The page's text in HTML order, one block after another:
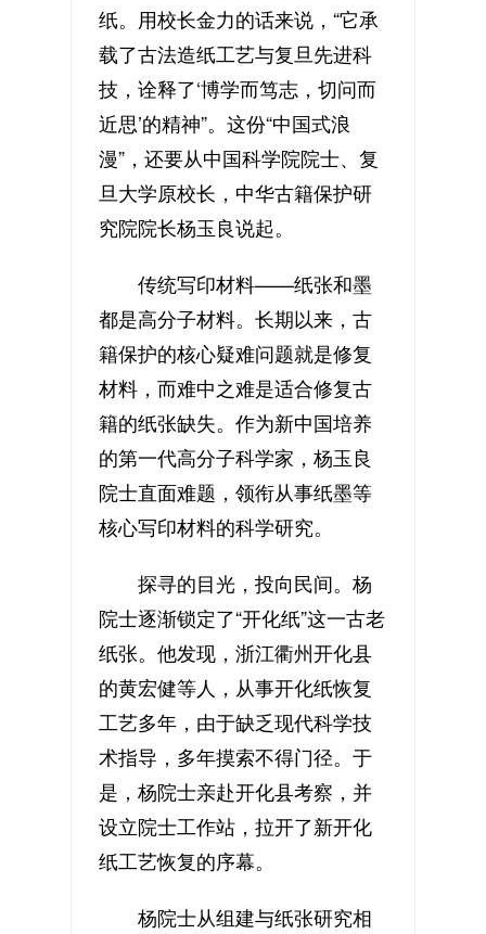
纸。用校长金力的话来说，“它承
载了古法造纸工艺与复旦先进科
技，诠释了‘博学而笃志，切问而
近思’的精神”。这份“中国式浪
漫”，还要从中国科学院院士、复
旦大学原校长，中华古籍保护研
究院院长杨玉良说起。
传统写印材料——纸张和墨
都是高分子材料。长期以来，古
籍保护的核心疑难问题就是修复
材料，而难中之难是适合修复古
籍的纸张缺失。作为新中国培养
的第一代高分子科学家，杨玉良
院士直面难题，领衔从事纸墨等
核心写印材料的科学研究。
探寻的目光，投向民间。杨
院士逐渐锁定了“开化纸”这一古老
纸张。他发现，浙江衢州开化县
的黄宏健等人，从事开化纸恢复
工艺多年，由于缺乏现代科学技
术指导，多年摸索不得门径。于
是，杨院士亲赴开化县考察，并
设立院士工作站，拉开了新开化
纸工艺恢复的序幕。
杨院士从组建与纸张研究相